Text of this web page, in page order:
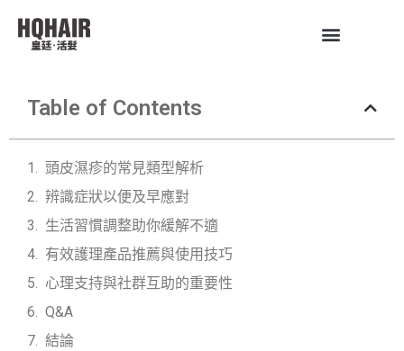
Table of Contents
頭皮濕疹的常見類型解析
辨識症狀以便及早應對
生活習慣調整助你緩解不適
有效護理產品推薦與使用技巧
心理支持與社群互助的重要性
Q&A
結論